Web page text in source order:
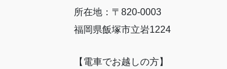
所在地：〒820-0003
福岡県飯塚市立岩1224
【電車でお越しの方】